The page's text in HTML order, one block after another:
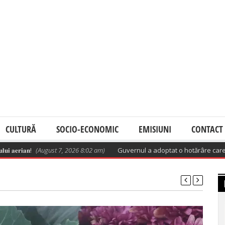
CULTURĂ SOCIO-ECONOMIC EMISIUNI CONTACT
(August 7, 2026 8:02 am) Guvernul a adoptat o hotărâre care